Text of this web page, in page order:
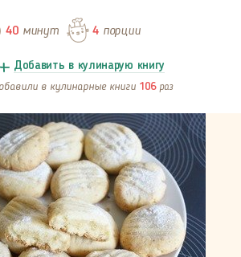
40минут 4порции
Добавить в кулинарую книгу
в кулинарные книги 106 раз